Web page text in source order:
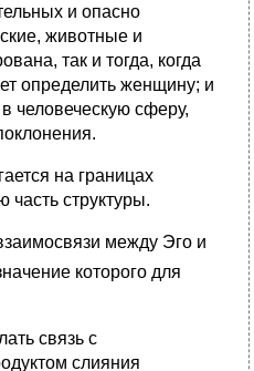
и опасно
животные и
так и тогда, когда
определить женщину; и
человеческую сферу,
на границах
часть структуры.
между Эго и
которого для
связь с
слияния